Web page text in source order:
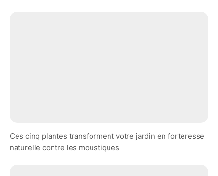
Ces cinq plantes transforment votre jardin en forteresse
naturelle contre les moustiques